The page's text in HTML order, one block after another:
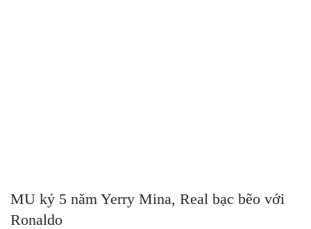
MU ký 5 năm Yerry Mina, Real bạc bẽo với
Ronaldo